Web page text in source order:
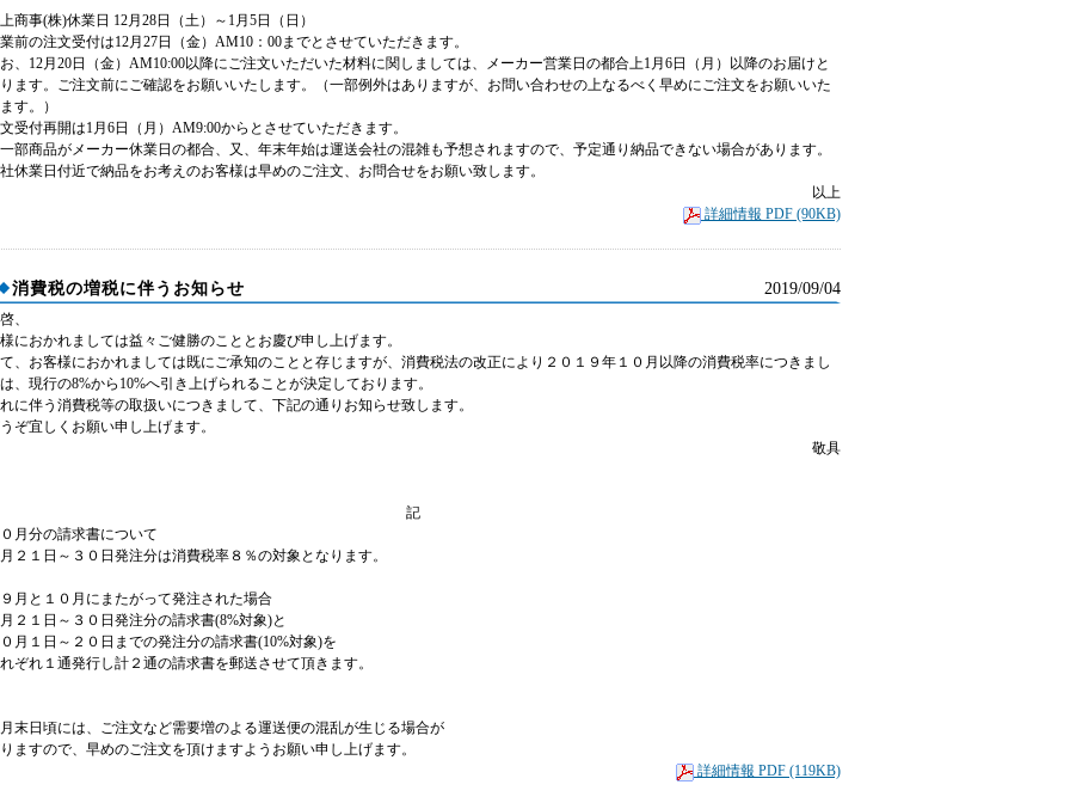
商事(株)休業日 12月28日（土）～1月5日（日）
前の注文受付は12月27日（金）AM10：00までとさせていただきます。
、12月20日（金）AM10:00以降にご注文いただいた材料に関しましては、メーカー営業日の都合上1月6日（月）以降のお届けと
ます。ご注文前にご確認をお願いいたします。（一部例外はありますが、お問い合わせの上なるべく早めにご注文をお願いいた
す。）
受付再開は1月6日（月）AM9:00からとさせていただきます。
部商品がメーカー休業日の都合、又、年末年始は運送会社の混雑も予想されますので、予定通り納品できない場合があります。
休業日付近で納品をお考えのお客様は早めのご注文、お問合せをお願い致します。
以上
詳細情報 PDF (90KB)
2019/09/04
消費税の増税に伴うお知らせ
、
におかれましては益々ご健勝のこととお慶び申し上げます。
、お客様におかれましては既にご承知のことと存じますが、消費税法の改正により２０１９年１０月以降の消費税率につきまし
、現行の8%から10%へ引き上げられることが決定しております。
に伴う消費税等の取扱いにつきまして、下記の通りお知らせ致します。
ぞ宜しくお願い申し上げます。
敬具
記
０月分の請求書について
月２１日～３０日発注分は消費税率８％の対象となります。
月と１０月にまたがって発注された場合
月２１日～３０日発注分の請求書(8%対象)と
０月１日～２０日までの発注分の請求書(10%対象)を
ぞれ１通発行し計２通の請求書を郵送させて頂きます。
月末日頃には、ご注文など需要増のよる運送便の混乱が生じる場合が
ますので、早めのご注文を頂けますようお願い申し上げます。
詳細情報 PDF (119KB)